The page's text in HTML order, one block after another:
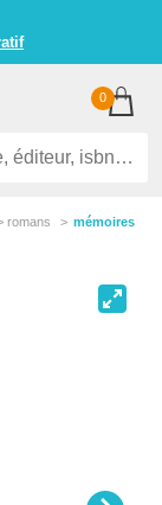
0
romans
mémoires